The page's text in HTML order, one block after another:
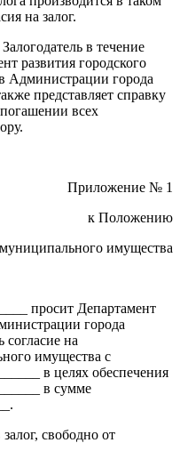
на залог.
в течение
развития городского
Администрации города
представляет справку
всех
Приложение № 1
к Положению
имущества
просит Департамент
города
согласие на
имущества с
в целях обеспечения
в сумме
свободно от